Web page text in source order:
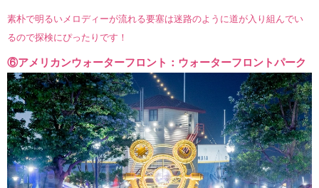
素朴で明るいメロディーが流れる要塞は迷路のように道が入り組んでい
るので探検にぴったりです！
⑥アメリカンウォーターフロント：ウォーターフロントパーク